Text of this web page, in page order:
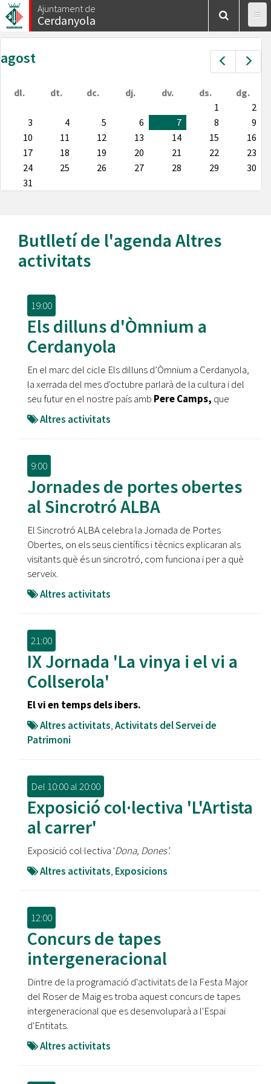
Vés
al
contingut
Ajuntament de
Cerdanyola
Prev
agost
dl. dt. dc. dj. dv. ds.
dg.
1
2
3
4 5 6 7 8
9
10
11 12 13 14 15
16
17
18 19 20 21 22
23
24
25 26 27 28 29
30
31
Butlletí de l'agenda Altres
activitats
19:00
Els dilluns d'Òmnium a
Cerdanyola
En el marc del cicle Els dilluns d’Òmnium a Cerdanyola,
la xerrada del mes d'octubre parlarà de la cultura i del
seu futur en el nostre país amb Pere Camps, que
Altres activitats
9:00
Jornades de portes obertes
al Sincrotró ALBA
El Sincrotró ALBA celebra la Jornada de Portes
Obertes, on els seus científics i tècnics explicaran als
visitants què és un sincrotró, com funciona i per a què
serveix.
Altres activitats
21:00
IX Jornada 'La vinya i el vi a
Collserola'
El vi en temps dels ibers.
Altres activitats,Activitats del Servei de
Patrimoni
Del 10:00al20:00
Exposició col·lectiva 'L'Artista
al carrer'
Exposició col·lectiva 'Dona, Dones'.
Altres activitats, Exposicions
12:00
Concurs de tapes
intergeneracional
Dintre de la programació d'activitats de la Festa Major
del Roser de Maig es troba aquest concurs de tapes
intergeneracional que es desenvoluparà a l'Espai
d'Entitats.
Altres activitats